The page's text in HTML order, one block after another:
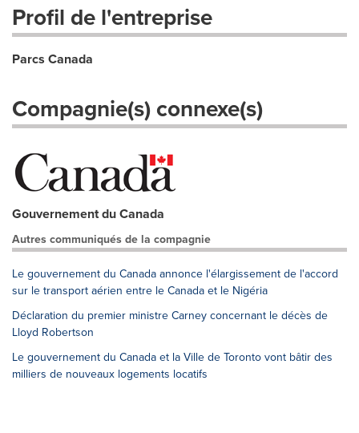
Profil de l'entreprise
Parcs Canada
Compagnie(s) connexe(s)
Gouvernement du Canada
Autres communiqués de la compagnie
Le gouvernement du Canada annonce l'élargissement de l'accord
sur le transport aérien entre le Canada et le Nigéria
Déclaration du premier ministre Carney concernant le décès de
Lloyd Robertson
Le gouvernement du Canada et la Ville de Toronto vont bâtir des
milliers de nouveaux logements locatifs